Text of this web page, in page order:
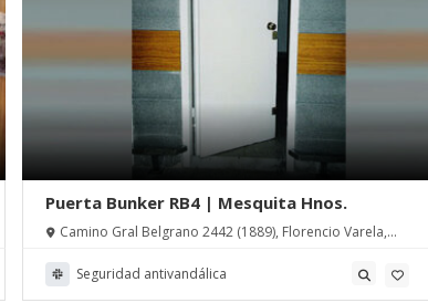
Puerta Bunker RB4 | Mesquita Hnos.
Camino Gral Belgrano 2442 (1889), Florencio Varela,
Seguridad antivandálica